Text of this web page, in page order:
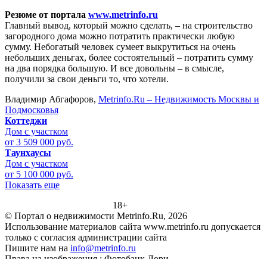
Резюме от портала www.metrinfo.ru
Главный вывод, который можно сделать, – на строительство
загородного дома можно потратить практически любую
сумму. Небогатый человек сумеет выкрутиться на очень
небольших деньгах, более состоятельный – потратить сумму
на два порядка большую. И все довольны – в смысле,
получили за свои деньги то, что хотели.
Владимир Абгафоров, Metrinfo.Ru – Недвижимость Москвы и
Подмосковья
Коттеджи
Дом с участком
от 3 509 000 руб.
Таунхаусы
Дом с участком
от 5 100 000 руб.
Показать еще
18+
© Портал о недвижимости Metrinfo.Ru, 2026
Использование материалов сайта www.metrinfo.ru допускается
только с согласия администрации сайта
Пишите нам на info@metrinfo.ru